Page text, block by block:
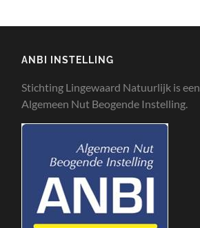
ANBI INSTELLING
Stichting Lingewaard Natuurlijk is een
Algemeen Nut Beogende Instelling.